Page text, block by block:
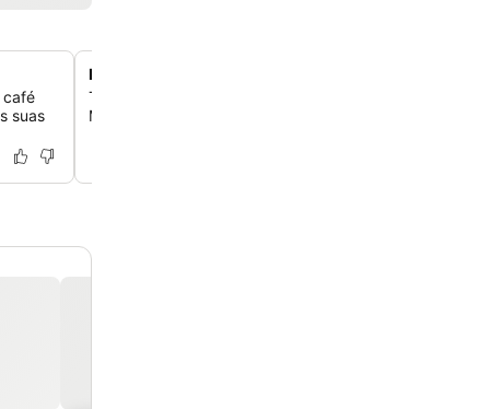
café
suas
Perto do Metro Martim Moniz
Tenha acesso fácil ao transporte público com a
Martim Moniz bem perto, que te conecta a toda Lisboa.